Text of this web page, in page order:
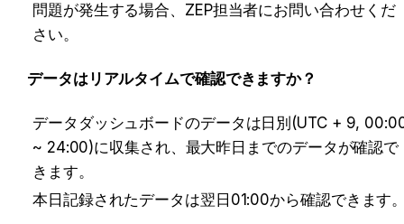
問題が発生する場合、ZEP担当者にお問い合わせくだ
さい。
データはリアルタイムで確認できますか？
データダッシュボードのデータは日別(UTC + 9,
~ 24:00)に収集され、最大昨日までのデータが確認で
きます。
本日記録されたデータは翌日01:00から確認できます